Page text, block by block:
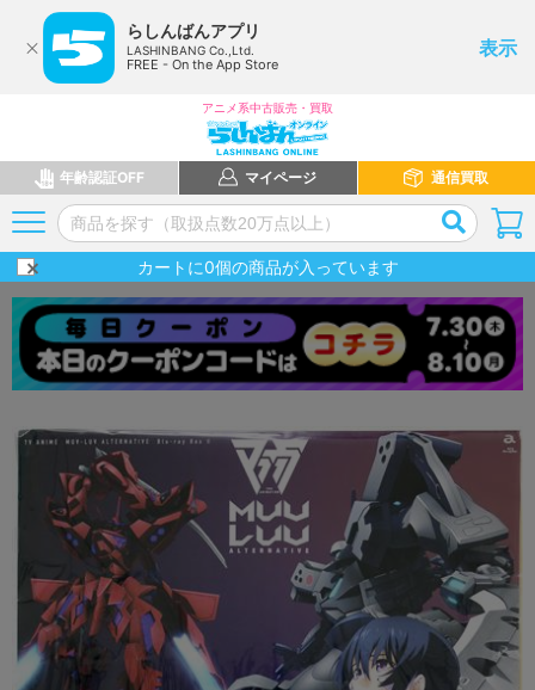
らしんばんアプリ
LASHINBANG Co.,Ltd.
FREE - On the App Store
表示
アニメ系中古販売・買取
年齢認証OFF マイページ 通信買取
カートに0個の商品が入っています